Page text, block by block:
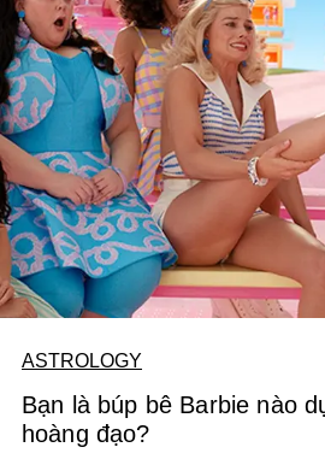
ASTROLOGY
Bạn là búp bê Barbie nào
hoàng đạo?